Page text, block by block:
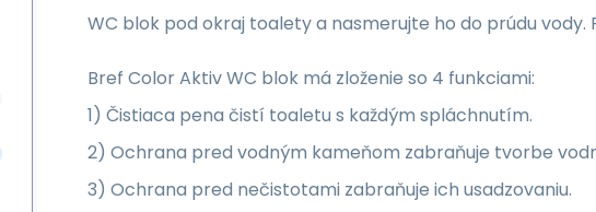
WC blok pod okraj toalety a nasmerujte ho do prúdu
Bref Color Aktiv WC blok má zloženie so 4 funkciami:
1) Čistiaca pena čistí toaletu s každým spláchnutím.
2) Ochrana pred vodným kameňom zabraňuje tvorbe
3) Ochrana pred nečistotami zabraňuje ich usadzovaniu.